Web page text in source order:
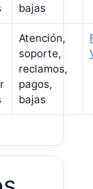
bajas
Atención,
soporte,
reclamos,
pagos,
bajas